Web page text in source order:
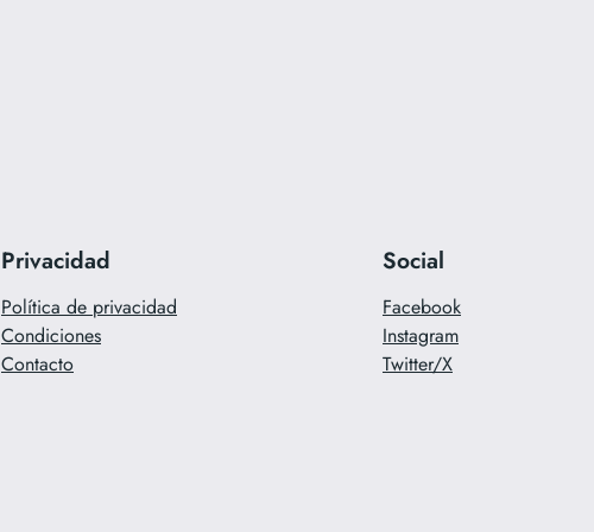
Privacidad
Política de privacidad
Condiciones
Contacto
Social
Facebook
Instagram
Twitter/X